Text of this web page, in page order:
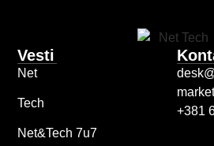
Vesti
Net
Tech
Net&Tech 7u7
+381